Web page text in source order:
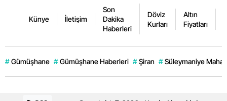
Künye İletişim
Son
Dakika
Haberleri
Döviz
Kurları
Altın
Fiyatları
# Gümüşhane # Gümüşhane Haberleri # Şiran # Süleymaniye